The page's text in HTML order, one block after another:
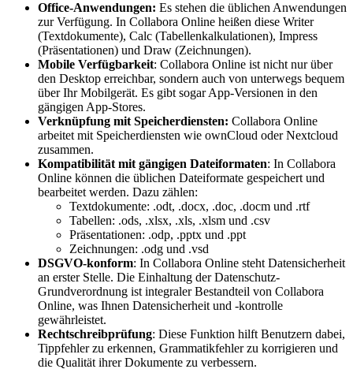
Office-Anwendungen: Es stehen die üblichen Anwendungen
zur Verfügung. In Collabora Online heißen diese Writer
(Textdokumente), Calc (Tabellenkalkulationen), Impress
(Präsentationen) und Draw (Zeichnungen).
Mobile Verfügbarkeit: Collabora Online ist nicht nur über
den Desktop erreichbar, sondern auch von unterwegs bequem
über Ihr Mobilgerät. Es gibt sogar App-Versionen in den
gängigen App-Stores.
Verknüpfung mit Speicherdiensten: Collabora Online
arbeitet mit Speicherdiensten wie ownCloud oder Nextcloud
zusammen.
Kompatibilität mit gängigen Dateiformaten: In Collabora
Online können die üblichen Dateiformate gespeichert und
bearbeitet werden. Dazu zählen:
Textdokumente: .odt, .docx, .doc, .docm und .rtf
Tabellen: .ods, .xlsx, .xls, .xlsm und .csv
Präsentationen: .odp, .pptx und .ppt
Zeichnungen: .odg und .vsd
DSGVO-konform: In Collabora Online steht Datensicherheit
an erster Stelle. Die Einhaltung der Datenschutz-
Grundverordnung ist integraler Bestandteil von Collabora
Online, was Ihnen Datensicherheit und -kontrolle
gewährleistet.
Rechtschreibprüfung: Diese Funktion hilft Benutzern dabei,
Tippfehler zu erkennen, Grammatikfehler zu korrigieren und
die Qualität ihrer Dokumente zu verbessern.